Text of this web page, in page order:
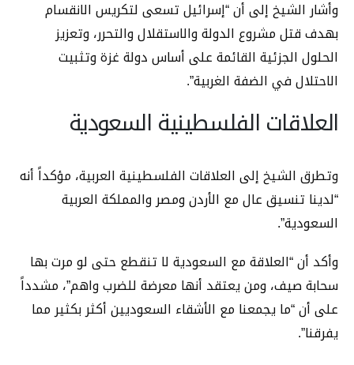
وأشار الشيخ إلى أن “إسرائيل تسعى لتكريس الانقسام
بهدف قتل مشروع الدولة والاستقلال والتحرر، وتعزيز
الحلول الجزئية القائمة على أساس دولة غزة وتثبيت
الاحتلال في الضفة الغربية”.
العلاقات الفلسطينية السعودية
وتطرق الشيخ إلى العلاقات الفلسطينية العربية، مؤكداً أنه
“لدينا تنسيق عال مع الأردن ومصر والمملكة العربية
السعودية”.
وأكد أن “العلاقة مع السعودية لا تنقطع حتى لو مرت بها
سحابة صيف، ومن يعتقد أنها معرضة للضرب واهم”، مشدداً
على أن “ما يجمعنا مع الأشقاء السعوديين أكثر بكثير مما
يفرقنا”.